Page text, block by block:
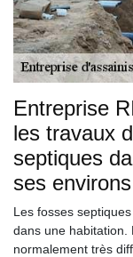
Entreprise
les travaux
septiques
ses
Les fosses
dans une habitation.
normalement très